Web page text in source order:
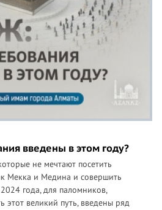
введены в этом году?
не мечтают посетить
Мекка и Медина и совершить
года, для паломников,
этот великий путь, введены ряд